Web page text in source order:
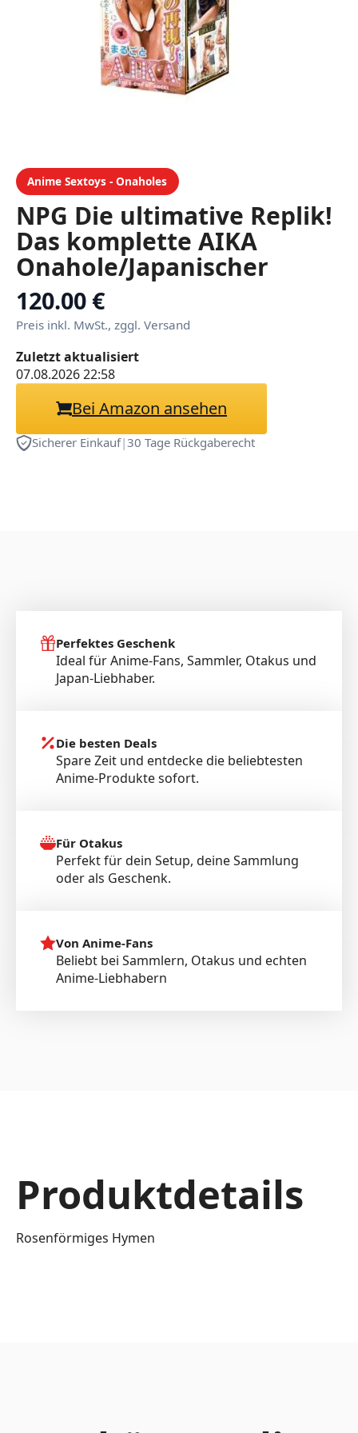
Anime Sextoys - Onaholes
NPG Die ultimative Replik!
Das komplette AIKA
Onahole/Japanischer
Masturbator 1
120.00 €
Preis inkl. MwSt., zggl. Versand
Zuletzt aktualisiert
07.08.2026 22:58
Bei Amazon ansehen
Sicherer Einkauf|30 Tage Rückgaberecht
Perfektes Geschenk
Ideal für Anime-Fans, Sammler, Otakus und
Japan-Liebhaber.
Die besten Deals
Spare Zeit und entdecke die beliebtesten
Anime-Produkte sofort.
Für Otakus
Perfekt für dein Setup, deine Sammlung
oder als Geschenk.
Von Anime-Fans
Beliebt bei Sammlern, Otakus und echten
Anime-Liebhabern
Produktdetails
Rosenförmiges Hymen